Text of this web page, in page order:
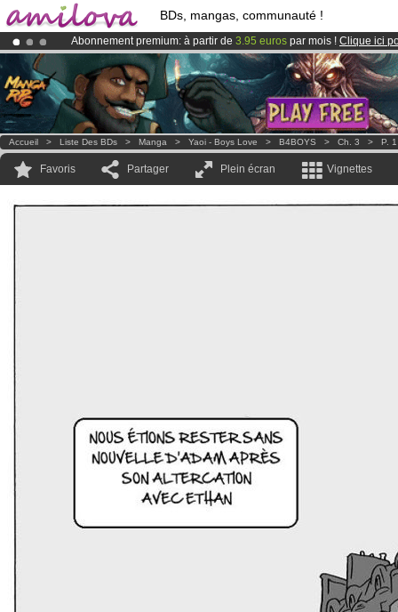
BDs, mangas, communauté !
Abonnement premium: à partir de 3.95 euros par mois ! Clique ici
LeKickstarter Amilova est désormais lancé!.
Déjà 100000membreset 1000BDs & Mangas!
Accueil > Liste Des BDs > Manga > Yaoi - Boys Love > B4BOYS > Ch. 3 > P. 1
Favoris Partager Plein écran Vignettes